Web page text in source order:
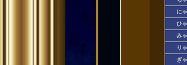
にゃ
ひゃ
みゃ
りゃ
ぎゃ